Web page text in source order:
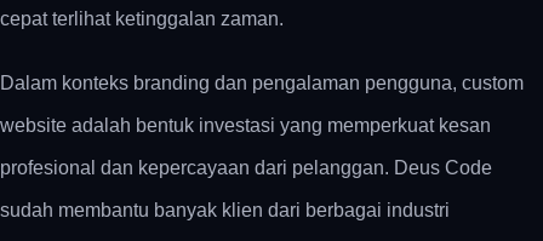
cepat terlihat ketinggalan zaman.
Dalam konteks branding dan pengalaman pengguna, custom
website adalah bentuk investasi yang memperkuat kesan
profesional dan kepercayaan dari pelanggan. Deus Code
sudah membantu banyak klien dari berbagai industri